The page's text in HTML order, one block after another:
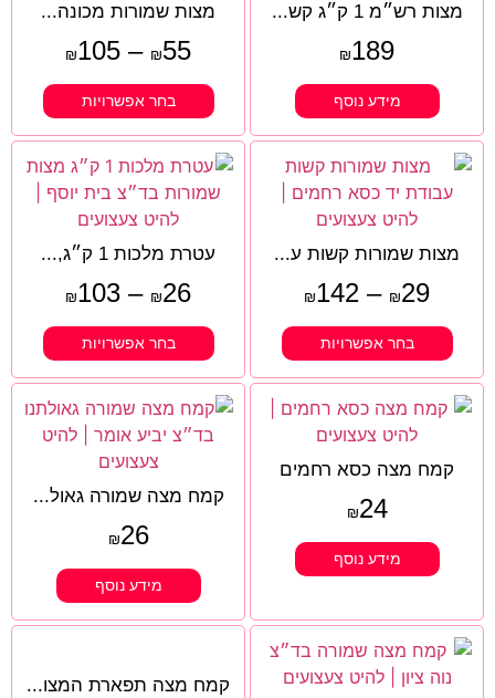
מצות רש״מ 1 ק״ג קש...
₪189
מידע נוסף
מצות שמורות מכונה...
₪55
–
₪105
בחר אפשרויות
מצות שמורות קשות ע...
₪29
–
₪142
בחר אפשרויות
עטרת מלכות 1 ק״ג,...
₪26
–
₪103
בחר אפשרויות
קמח מצה כסא רחמים
₪24
מידע נוסף
קמח מצה שמורה גאול...
₪26
מידע נוסף
קמח מצה תפארת המצו...